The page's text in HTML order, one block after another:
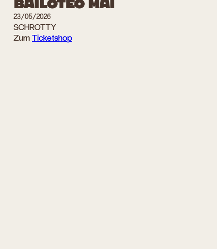
BAILOTEO MAI
23/05/2026
SCHROTTY
ZumTicketshop